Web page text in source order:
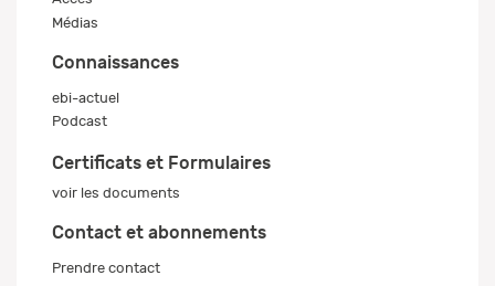
Médias
Connaissances
ebi-actuel
Podcast
Certificats et Formulaires
voir les documents
Contact et abonnements
Prendre contact